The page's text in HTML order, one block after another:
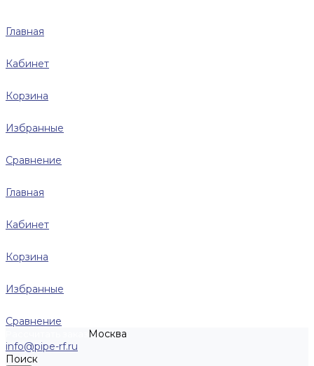
Главная
Кабинет
Корзина
Избранные
Сравнение
Главная
Кабинет
Корзина
Избранные
Сравнение
Москва
info@pipe-rf.ru
Поиск